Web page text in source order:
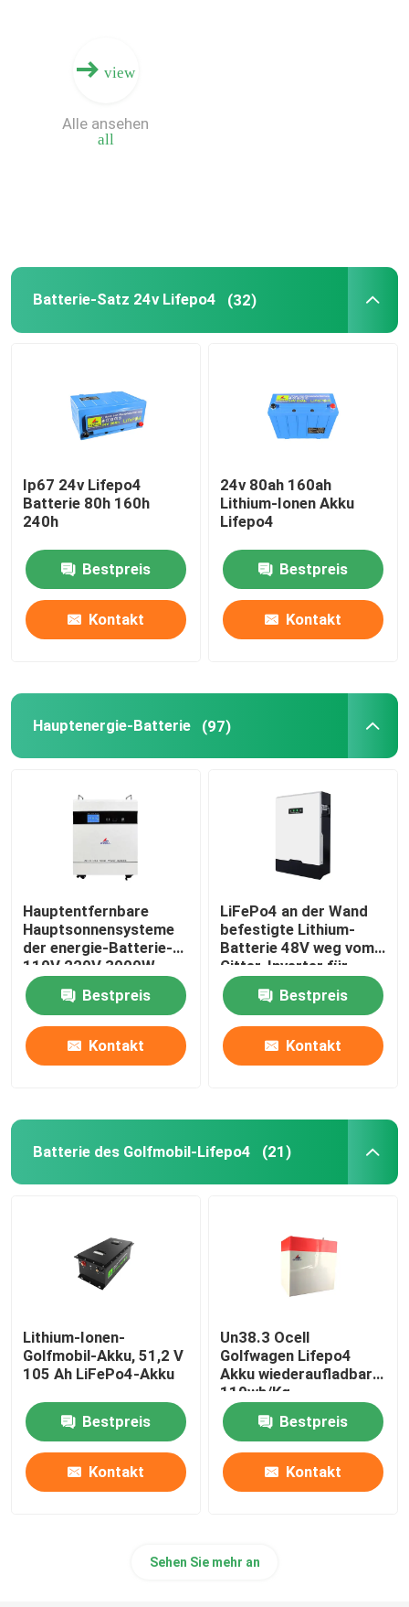
Über uns
Fabrik Tour
Qualitätskontrolle
Kontakt
Alle Fälle
Batteriesatz 12v LiFePO4
Hauptenergie-Batterie
Batterie des Golfmobil-Lifepo4
Batterie RV LiFePo4
Lithium-Phosphatzelle
kleine lipo Batterie
Batterie-Satz 48V LiFePO4
an der Wand befestigte Lithium-Batterie
Weg vom Gitter-hybriden Solarinverter
Tragbares Kraftwerk
view
all
Alle ansehen
Batterie-Satz 24v Lifepo4 (32)
Ip67 24v Lifepo4
Batterie 80h 160h
240h
Bestpreis
Kontakt
24v 80ah 160ah
Lithium-Ionen Akku
Lifepo4
Bestpreis
Kontakt
Hauptenergie-Batterie (97)
Hauptentfernbare
Hauptsonnensysteme
der energie-Batterie-
110V 220V 3000W
Bestpreis
Kontakt
LiFePo4 an der Wand
befestigte Lithium-
Batterie 48V weg vom
Gitter-Inverter für
Hauptsolarenergie-
System Bestpreis
Kontakt
Batterie des Golfmobil-Lifepo4 (21)
Lithium-Ionen-
Golfmobil-Akku, 51,2 V
105 Ah LiFePo4-Akku
Bestpreis
Kontakt
Un38.3 Ocell
Golfwagen Lifepo4
Akku wiederaufladbar
110wh/Kg
Bestpreis
Kontakt
Sehen Sie mehr an